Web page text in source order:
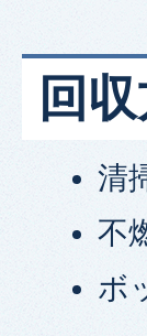
回
清
不
ボ